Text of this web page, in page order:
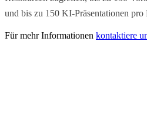
und bis zu 150 KI-Präsentationen pro
Für mehr Informationen kontaktiere